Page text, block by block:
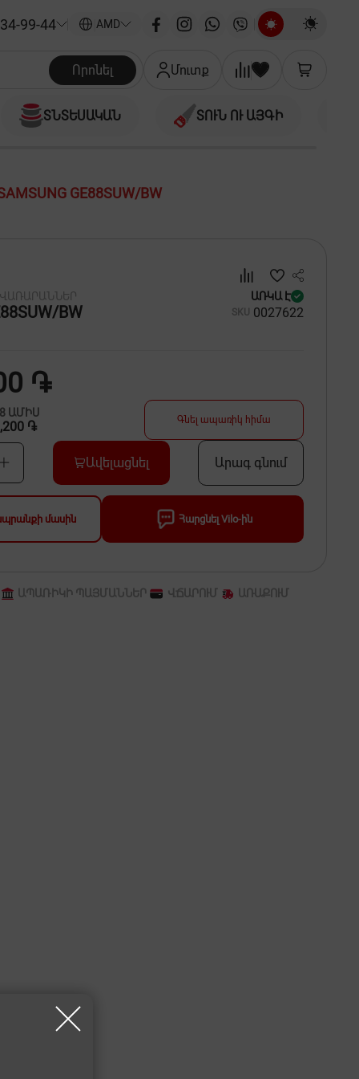
99-44 AMD
Որոնել Մուտք
ՏՆՏԵՍԱԿԱՆ ՏՈՒՆ ՈՒ ԱՅԳԻ
GE88SUW/BW
մասին Հարցնել Vilo-ին
ՎԱՌԱՐԱՆՆԵՐ ԱՌԿԱ Է
BW SKU 0027622
֏
ԱՄԻՍ
֏ Գնել ապառիկ հիմա
Ավելացնել Արագ գնում
ԱՊԱՌԻԿԻ ՊԱՅՄԱՆՆԵՐ ՎՃԱՐՈՒՄ ԱՌԱՔՈՒՄ